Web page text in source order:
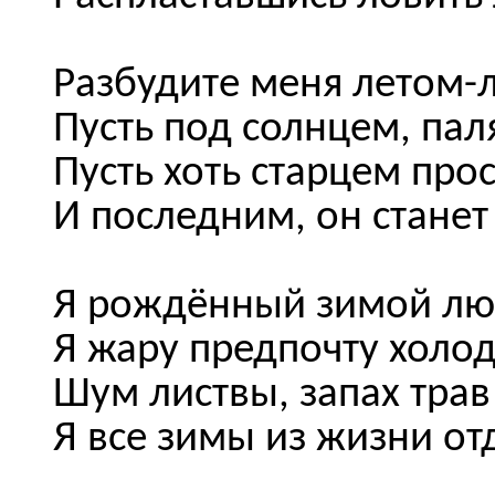
Разбудите меня летом-
Пусть под солнцем,
Пусть хоть старцем
И последним, он
Я рождённый зимой
Я жару предпочту
Шум листвы, запах
Я все зимы из жизни